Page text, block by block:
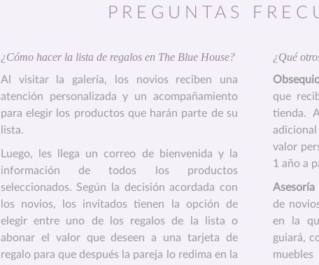
PREGUNTAS
¿Cómo hacer la lista de regalos en The Blue House?
Al visitar la galería, los novios reciben una
atención personalizada y un acompañamiento
para elegir los productos que harán parte de su
lista.
Luego, les llega un correo de bienvenida y la
información de todos los productos
seleccionados. Según la decisión acordada con
los novios, los invitados tienen la opción de
elegir entre uno de los regalos de la lista o
abonar el valor que deseen a una tarjeta de
regalo para que después la pareja lo redima en la
¿Qué
que
tienda.
valor
1 año a
Asesoría
de
en la
guiará,